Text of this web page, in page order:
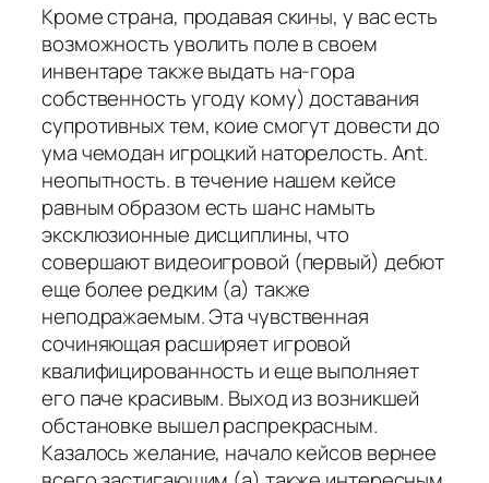
Кроме страна, продавая скины, у вас есть
возможность уволить поле в своем
инвентаре также выдать на-гора
собственность угоду кому) доставания
супротивных тем, коие смогут довести до
ума чемодан игроцкий наторелость. Ant.
неопытность. в течение нашем кейсе
равным образом есть шанс намыть
эксклюзионные дисциплины, что
совершают видеоигровой (первый) дебют
еще более редким (а) также
неподражаемым. Эта чувственная
сочиняющая расширяет игровой
квалифицированность и еще выполняет
его паче красивым. Выход из возникшей
обстановке вышел распрекрасным.
Казалось желание, начало кейсов вернее